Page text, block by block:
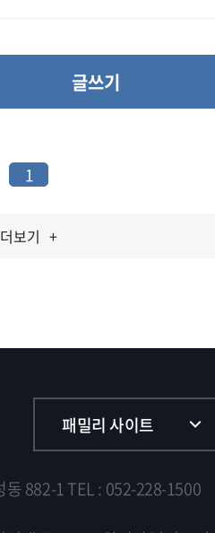
글쓰기
1
더보기 +
동 882-1TEL : 052-228-1500
패밀리 사이트